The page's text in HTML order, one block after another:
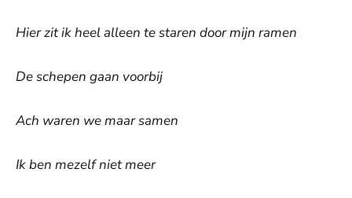
Hier zit ik heel alleen te staren door mijn ramen
De schepen gaan voorbij
Ach waren we maar samen
Ik ben mezelf niet meer